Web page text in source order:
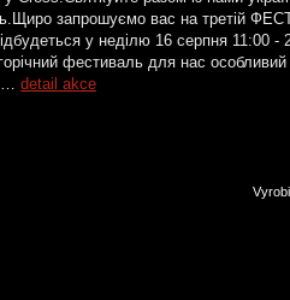
запрошуємо вас на третій
у неділю 16 серпня 11:00 -
фестиваль для нас
detail akce